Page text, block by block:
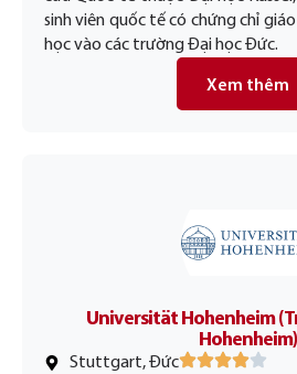
sinh viên quốc tế có chứng chỉ
học vào các trường Đại học Đức.
Xem thêm
Universität Hohenheim
Hohenheim)
Stuttgart, Đức